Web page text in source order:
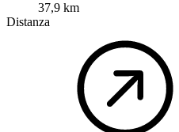
37,9 km
Distanza